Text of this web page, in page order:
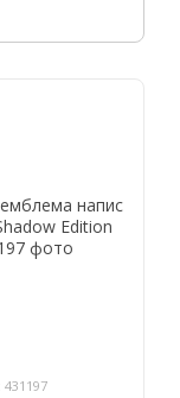
431197